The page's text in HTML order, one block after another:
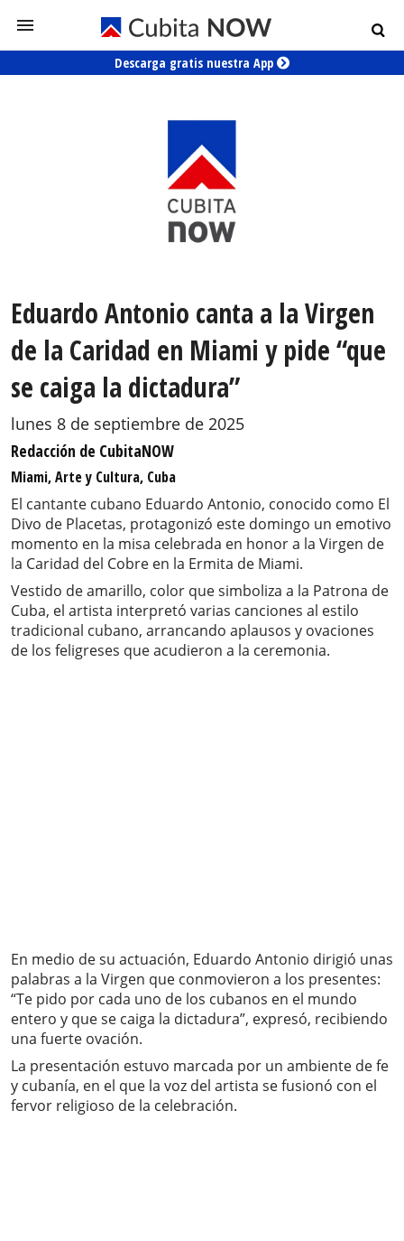
Descarga gratis nuestra App
Eduardo Antonio canta a la Virgen
de la Caridad en Miami y pide “que
se caiga la dictadura”
lunes 8 de septiembre de 2025
Redacción de CubitaNOW
Miami, Arte y Cultura, Cuba
El cantante cubano Eduardo Antonio, conocido como El
Divo de Placetas, protagonizó este domingo un emotivo
momento en la misa celebrada en honor a la Virgen de
la Caridad del Cobre en la Ermita de Miami.
Vestido de amarillo, color que simboliza a la Patrona de
Cuba, el artista interpretó varias canciones al estilo
tradicional cubano, arrancando aplausos y ovaciones
de los feligreses que acudieron a la ceremonia.
En medio de su actuación, Eduardo Antonio dirigió unas
palabras a la Virgen que conmovieron a los presentes:
“Te pido por cada uno de los cubanos en el mundo
entero y que se caiga la dictadura”, expresó, recibiendo
una fuerte ovación.
La presentación estuvo marcada por un ambiente de fe
y cubanía, en el que la voz del artista se fusionó con el
fervor religioso de la celebración.